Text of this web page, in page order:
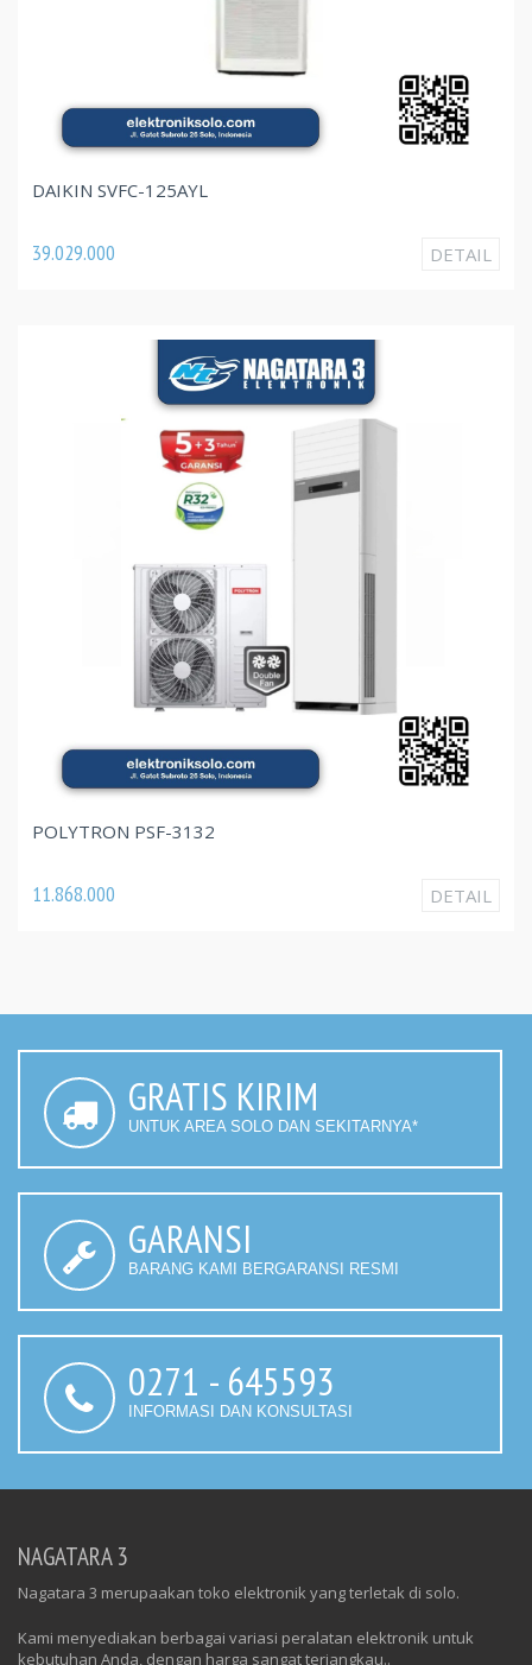
DAIKIN SVFC-125AYL
39.029.000 DETAIL
POLYTRON PSF-3132
11.868.000 DETAIL
GRATIS KIRIM
UNTUK AREA SOLO DAN SEKITARNYA*
GARANSI
BARANG KAMI BERGARANSI RESMI
0271 - 645593
INFORMASI DAN KONSULTASI
NAGATARA 3
Nagatara 3 merupaakan toko elektronik yang terletak di solo.
Kami menyediakan berbagai variasi peralatan elektronik untuk
kebutuhan Anda, dengan harga sangat terjangkau..